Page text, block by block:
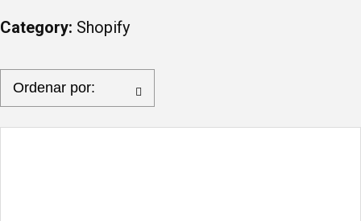
Category: Shopify
Ordenar por: